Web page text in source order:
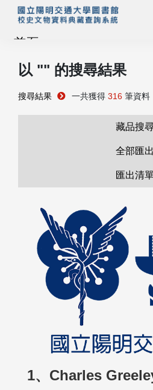
首頁
藏品查詢
管理者登入
以 "" 的搜尋結果
搜尋結果 一共獲得 316 筆資料
藏品搜
全部匯出
匯出清
1、Charles